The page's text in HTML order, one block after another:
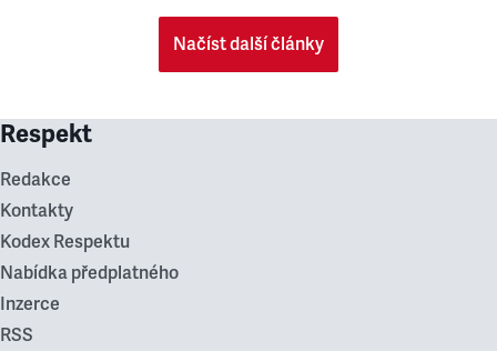
Načíst další články
Respekt
Redakce
Kontakty
Kodex Respektu
Nabídka předplatného
Inzerce
RSS